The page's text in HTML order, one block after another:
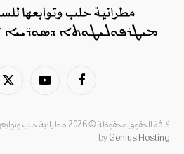
فيسبوك يوتيوب
X
byGenius Hosting